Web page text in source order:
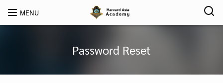
MENU
Password Reset